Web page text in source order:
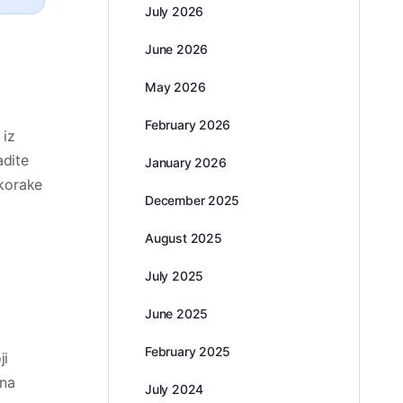
iz
July 2026
June 2026
May 2026
February 2026
January 2026
December 2025
August 2025
July 2025
June 2025
February 2025
July 2024